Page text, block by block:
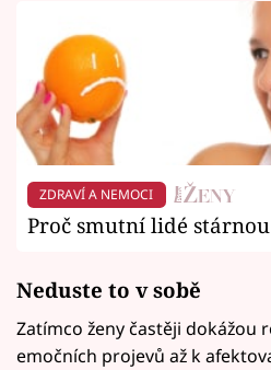
ZDRAVÍ A NEMOCI
Proč smutní lidé
Neduste to v sobě
Zatímco ženy častěji dokážou
emočních projevů až k